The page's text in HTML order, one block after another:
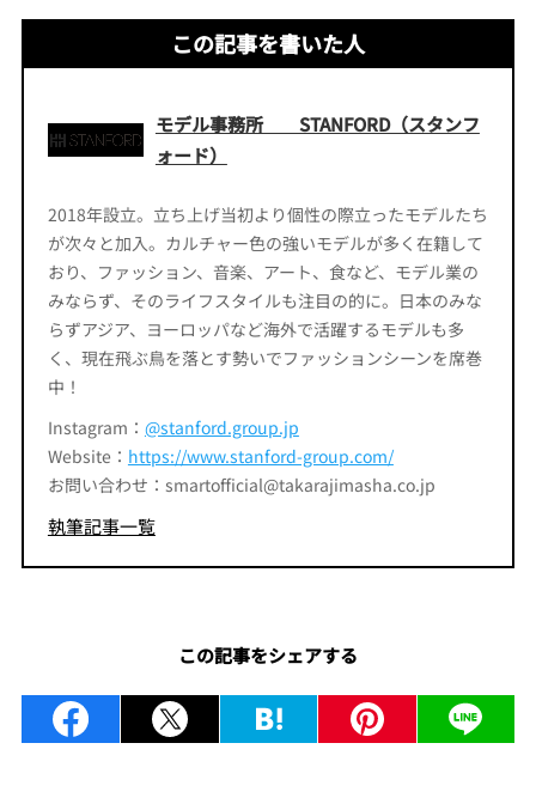
この記事を書いた人
モデル事務所 STANFORD（スタンフ
ォード）
2018年設立。立ち上げ当初より個性の際立ったモデルたち
が次々と加入。カルチャー色の強いモデルが多く在籍して
おり、ファッション、音楽、アート、食など、モデル業の
みならず、そのライフスタイルも注目の的に。日本のみな
らずアジア、ヨーロッパなど海外で活躍するモデルも多
く、現在飛ぶ鳥を落とす勢いでファッションシーンを席巻
中！
Instagram： @stanford.group.jp
Website： https://www.stanford-group.com/
お問い合わせ：smartofficial@takarajimasha.co.jp
執筆記事一覧
この記事をシェアする